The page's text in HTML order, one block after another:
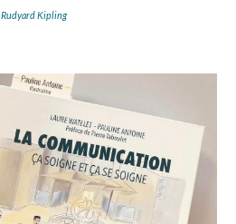
Rudyard Kipling